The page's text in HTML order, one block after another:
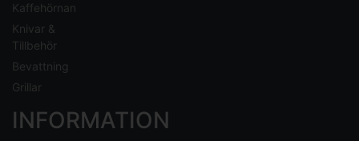
Kaffehörnan
Knivar &
Tillbehör
Bevattning
Grillar
INFORMATION